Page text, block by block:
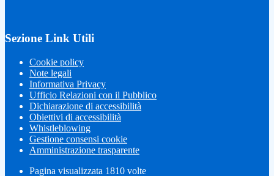
Sezione Link Utili
Cookie policy
Note legali
Informativa Privacy
Ufficio Relazioni con il Pubblico
Dichiarazione di accessibilità
Obiettivi di accessibilità
Whistleblowing
Gestione consensi cookie
Amministrazione trasparente
Pagina visualizzata 1810 volte